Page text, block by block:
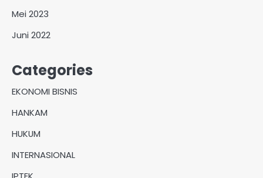
Mei 2023
Juni 2022
Categories
EKONOMI BISNIS
HANKAM
HUKUM
INTERNASIONAL